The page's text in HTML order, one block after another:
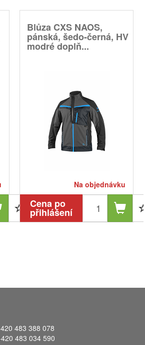
Blůza CXS NAOS,
pánská, šedo-černá, HV
modré doplň...
Na objednávku
Cena po
přihlášení
483 388 078
483 034 590